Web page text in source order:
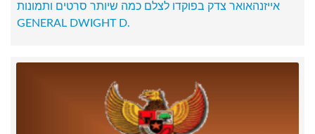
אייזנהאואר צדק בפוקדו לצלם כמה שיותר סרטים ותמונות
GENERAL DWIGHT D.